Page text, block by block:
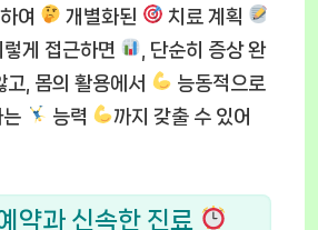
여
개별화된
치료 계획
게 접근하면
, 단순히 증상 완
고, 몸의 활용에서
능동적으로
는
능력
까지 갖출 수 있어
약과 신속한 진료